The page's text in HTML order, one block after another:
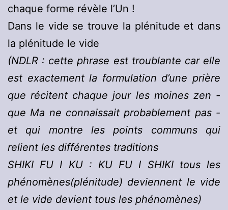
chaque forme révèle l’Un !
Dans le vide se trouve la plénitude et dans
la plénitude le vide
(NDLR : cette phrase est troublante car elle
est exactement la formulation d’une prière
que récitent chaque jour les moines zen -
que Ma ne connaissait probablement pas -
et qui montre les points communs qui
relient les différentes traditions
SHIKI FU I KU : KU FU I SHIKI tous les
phénomènes(plénitude) deviennent le vide
et le vide devient tous les phénomènes)